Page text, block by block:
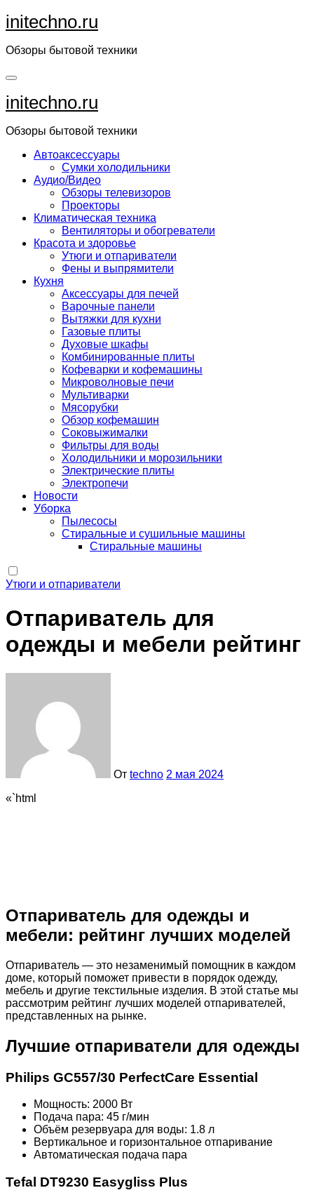
Перейти
кinitechno.ru
Обзоры бытовой техники
initechno.ru
Обзоры бытовой техники
Автоаксессуары
Сумки холодильники
Аудио/Видео
Обзоры телевизоров
Проекторы
Климатическая техника
Вентиляторы и обогреватели
Красота и здоровье
Утюги и отпариватели
Фены и выпрямители
Кухня
Аксессуары для печей
Варочные панели
Вытяжки для кухни
Газовые плиты
Духовые шкафы
Комбинированные плиты
Кофеварки и кофемашины
Микроволновые печи
Мультиварки
Мясорубки
Обзор кофемашин
Соковыжималки
Фильтры для воды
Холодильники и морозильники
Электрические плиты
Электропечи
Новости
Уборка
Пылесосы
Стиральные и сушильные машины
Стиральные машины
Утюги и отпариватели
Отпариватель для
одежды и мебели рейтинг
От techno 2 мая 2024
«`html
Отпариватель для одежды и
мебели: рейтинг лучших моделей
Отпариватель — это незаменимый помощник в каждом
доме, который поможет привести в порядок одежду,
мебель и другие текстильные изделия. В этой статье мы
рассмотрим рейтинг лучших моделей отпаривателей,
представленных на рынке.
Лучшие отпариватели для одежды
Philips GC557/30 PerfectCare Essential
Мощность: 2000 Вт
Подача пара: 45 г/мин
Объём резервуара для воды: 1.8 л
Вертикальное и горизонтальное отпаривание
Автоматическая подача пара
Tefal DT9230 Easygliss Plus